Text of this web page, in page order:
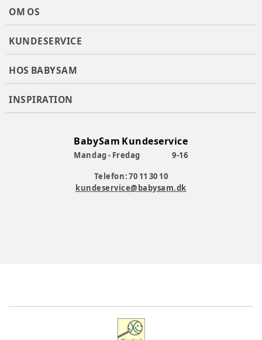
OM OS
KUNDESERVICE
HOS BABYSAM
INSPIRATION
BabySam Kundeservice
Mandag - Fredag
9-16
Telefon: 70 11 30 10
kundeservice@babysam.dk